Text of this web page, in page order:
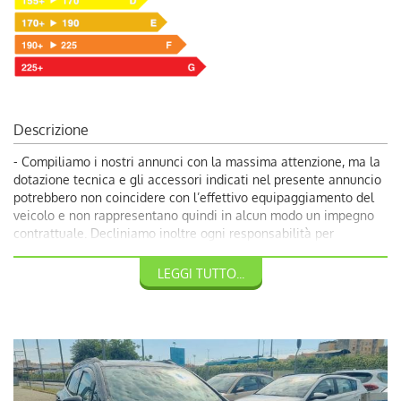
Descrizione
- Compiliamo i nostri annunci con la massima attenzione, ma la
dotazione tecnica e gli accessori indicati nel presente annuncio
potrebbero non coincidere con l’effettivo equipaggiamento del
veicolo e non rappresentano quindi in alcun modo un impegno
contrattuale. Decliniamo inoltre ogni responsabilità per
garantire ai nostri clienti la più completa soddisfazione, vi
invitiamo a chiedere conferma delle dotazioni del veicolo ai
- Prezzo di listino €12500 + Passaggio di proprietà € .700
- Veicolo in vendita senza garanzia, con la formula 'Visto e
piaciuto'. Chiedici del nostro servizio esclusivo 'Prova officina",
LEGGI TUTTO...